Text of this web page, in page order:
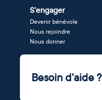
S'engager
Devenir bénévole
Nous rejoindre
Nous donner
Besoin d'aide ?